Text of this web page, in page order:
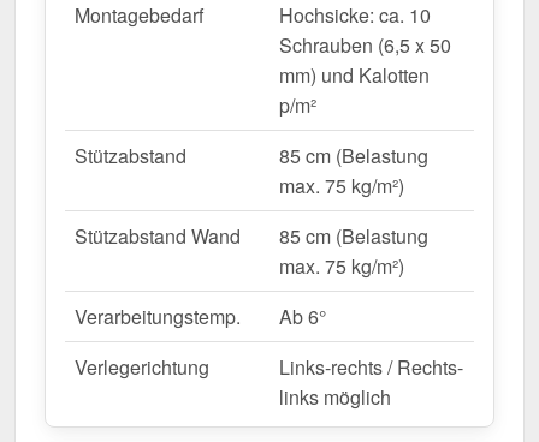
Innenräume ohne zusätzlichen
Landwirtschaftliche Gebäude–
Witterungsbeständige Lösung für Ställe &
Maschinenhallen.
Ihre Polycarbonat Lichtplatten aus dem Sparpaket
werdenkostenlos auf Ihre gewünschte Länge
zugeschnitten– für eine schnelle und passgenaue
Montage. Das Sparpaket deckt eineGesamtbreite
von 6,93 mund eine Gesamtlänge von 2,00 mab.
Deckbreite je Lichtplatte 1,045
Montagebedarf
Hochsicke: ca. 10
Schrauben (6,5 x 50
mm) und Kalotten
p/m²
Stützabstand
85 cm (Belastung
max. 75 kg/m²)
Stützabstand Wand
85 cm (Belastung
max. 75 kg/m²)
Verarbeitungstemp.
Ab 6°
Verlegerichtung
Links-rechts / Rechts-
links möglich